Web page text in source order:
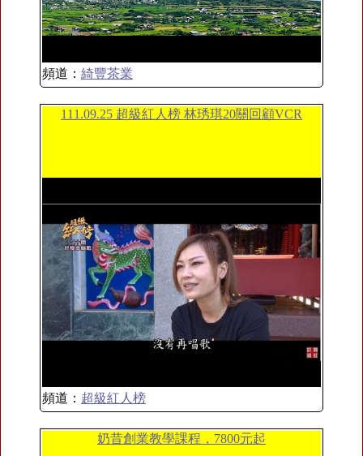
頻道： 綺豐茶業
111.09.25 超級紅人榜 林琇琪20關回顧VCR
頻道： 超級紅人榜
奶昔創業教學課程，7800元起